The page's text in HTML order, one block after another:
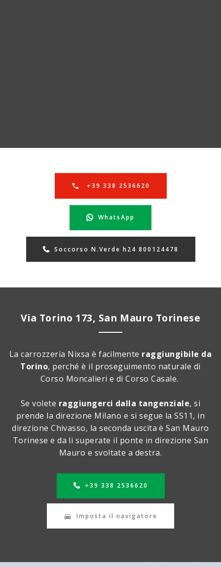
+39 338 2536620
WhatsApp
Soccorso N.Verde h24 800124478
Via Torino 173, San Mauro Torinese
La carrozzeria Nixsa è facilmente raggiungibile da
Torino, perché è il proseguimento naturale di
Corso Moncalieri e di Corso Casale.
Se volete raggiungerci dalla tangenziale, si
prende la direzione Milano e si segue la SS11, in
direzione Chivasso, la seconda uscita è San Mauro
Torinese e da li superate il ponte in direzione San
Mauro e svoltate a destra.
+39 338 2536620
Imposta il navigatore